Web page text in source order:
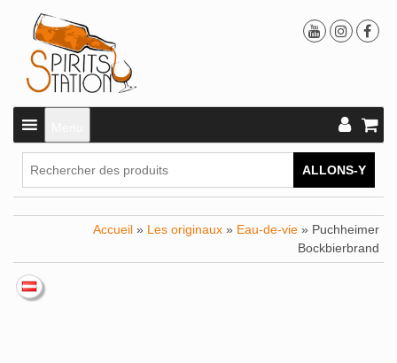
ALLONS-Y
Accueil » Les originaux » Eau-de-vie » Puchheimer
Bockbierbrand